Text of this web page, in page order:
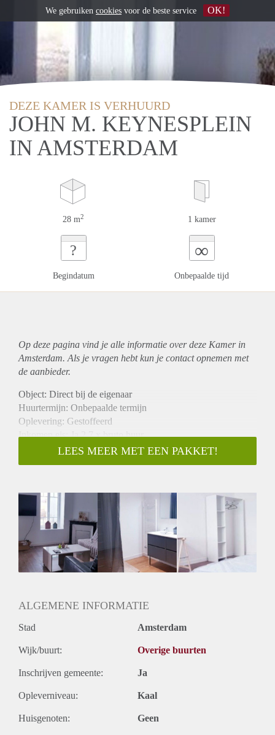
DEZE KAMER IS VERHUURD
JOHN M. KEYNESPLEIN
IN AMSTERDAM
28 m2 1 kamer
?
Begindatum
∞
Onbepaalde tijd
Op deze pagina vind je alle informatie over deze Kamer in
Amsterdam. Als je vragen hebt kun je contact opnemen met
de aanbieder.
Object: Direct bij de eigenaar
Huurtermijn: Onbepaalde termijn
Oplevering: Gestoffeerd
Inkomen eis: Ja 2,7 x bruto huur
Garantiestelling mogelijk: Ja
Borg: 1 maand
Gedeelde keuken: Nee
Gedeelde Douche: Nee
Gedeelde woonkamer: Nee
Huisgenoten: Nee
Geslacht huisgenoten: N.v.t.
LEES MEER MET EEN PAKKET!
ALGEMENE INFORMATIE
Stad Amsterdam
Wijk/buurt: Overige buurten
Inschrijven gemeente: Ja
Opleverniveau: Kaal
Huisgenoten: Geen
We gebruiken cookies voor de beste service OK!